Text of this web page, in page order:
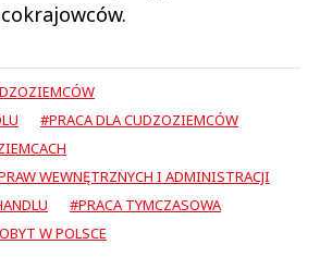
#PRACA DLA CUDZOZIEMCÓW
WEWNĘTRZNYCH I ADMINISTRACJI
#PRACA TYMCZASOWA
W POLSCE